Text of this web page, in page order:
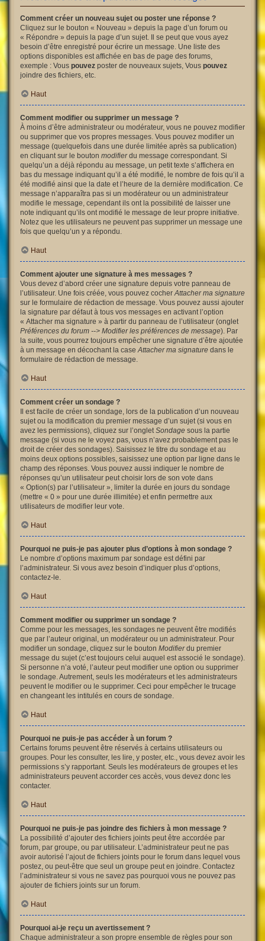
Comment créer un nouveau sujet ou poster une réponse ?
Cliquez sur le bouton « Nouveau » depuis la page d’un forum ou
« Répondre » depuis la page d’un sujet. Il se peut que vous ayez
besoin d’être enregistré pour écrire un message. Une liste des
options disponibles est affichée en bas de page des forums,
exemple : Vous pouvez poster de nouveaux sujets, Vous pouvez
joindre des fichiers, etc.
Haut
Comment modifier ou supprimer un message ?
À moins d’être administrateur ou modérateur, vous ne pouvez modifier
ou supprimer que vos propres messages. Vous pouvez modifier un
message (quelquefois dans une durée limitée après sa publication)
en cliquant sur le bouton modifierdu message correspondant. Si
quelqu’un a déjà répondu au message, un petit texte s’affichera en
bas du message indiquant qu’il a été modifié, le nombre de fois qu’il a
été modifié ainsi que la date et l’heure de la dernière modification. Ce
message n’apparaîtra pas si un modérateur ou un administrateur
modifie le message, cependant ils ont la possibilité de laisser une
note indiquant qu’ils ont modifié le message de leur propre initiative.
Notez que les utilisateurs ne peuvent pas supprimer un message une
fois que quelqu’un y a répondu.
Haut
Comment ajouter une signature à mes messages ?
Vous devez d’abord créer une signature depuis votre panneau de
l’utilisateur. Une fois créée, vous pouvez cocherAttacher ma signature
sur le formulaire de rédaction de message. Vous pouvez aussi ajouter
la signature par défaut à tous vos messages en activant l’option
« Attacher ma signature » à partir du panneau de l’utilisateur (onglet
Préférences du forum --> Modifier les préférences de message). Par
la suite, vous pourrez toujours empêcher une signature d’être ajoutée
à un message en décochant la caseAttacher ma signature dans le
formulaire de rédaction de message.
Haut
Comment créer un sondage ?
Il est facile de créer un sondage, lors de la publication d’un nouveau
sujet ou la modification du premier message d’un sujet (si vous en
avez les permissions), cliquez sur l’ongletSondage sous la partie
message (si vous ne le voyez pas, vous n’avez probablement pas le
droit de créer des sondages). Saisissez le titre du sondage et au
moins deux options possibles, saisissez une option par ligne dans le
champ des réponses. Vous pouvez aussi indiquer le nombre de
réponses qu’un utilisateur peut choisir lors de son vote dans
« Option(s) par l’utilisateur », limiter la durée en jours du sondage
(mettre « 0 » pour une durée illimitée) et enfin permettre aux
utilisateurs de modifier leur vote.
Haut
Pourquoi ne puis-je pas ajouter plus d’options à mon sondage ?
Le nombre d’options maximum par sondage est défini par
l’administrateur. Si vous avez besoin d’indiquer plus d’options,
contactez-le.
Haut
Comment modifier ou supprimer un sondage ?
Comme pour les messages, les sondages ne peuvent être modifiés
que par l’auteur original, un modérateur ou un administrateur. Pour
modifier un sondage, cliquez sur le bouton Modifierdu premier
message du sujet (c’est toujours celui auquel est associé le sondage).
Si personne n’a voté, l’auteur peut modifier une option ou supprimer
le sondage. Autrement, seuls les modérateurs et les administrateurs
peuvent le modifier ou le supprimer. Ceci pour empêcher le trucage
en changeant les intitulés en cours de sondage.
Haut
Pourquoi ne puis-je pas accéder à un forum ?
Certains forums peuvent être réservés à certains utilisateurs ou
groupes. Pour les consulter, les lire, y poster, etc., vous devez avoir les
permissions s’y rapportant. Seuls les modérateurs de groupes et les
administrateurs peuvent accorder ces accès, vous devez donc les
contacter.
Haut
Pourquoi ne puis-je pas joindre des fichiers à mon message ?
La possibilité d’ajouter des fichiers joints peut être accordée par
forum, par groupe, ou par utilisateur. L’administrateur peut ne pas
avoir autorisé l’ajout de fichiers joints pour le forum dans lequel vous
postez, ou peut-être que seul un groupe peut en joindre. Contactez
l’administrateur si vous ne savez pas pourquoi vous ne pouvez pas
ajouter de fichiers joints sur un forum.
Haut
Pourquoi ai-je reçu un avertissement ?
Chaque administrateur a son propre ensemble de règles pour son